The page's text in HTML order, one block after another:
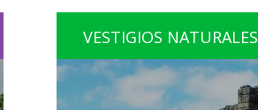
VESTIGIOS NATURALES